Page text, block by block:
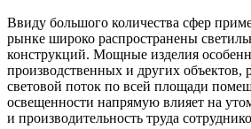
Ввиду большого количества сфер
рынке широко распространены
конструкций. Мощные изделия
производственных и других объектов,
световой поток по всей площади
освещенности напрямую влияет на
и производительность труда